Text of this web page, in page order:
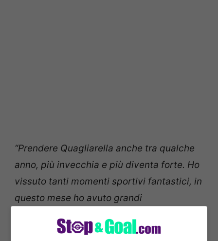
“Prendere Quagliarella anche tra qualche
anno, più invecchia e più diventa forte. Ho
vissuto tanti momenti sportivi fantastici, in
questo mese ho avuto grandi
di presidenza. Prima di partire però per